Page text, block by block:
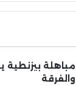
مباهلة بيزنطية
والفرقة